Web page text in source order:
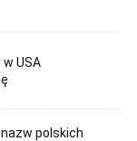
USA
polskich